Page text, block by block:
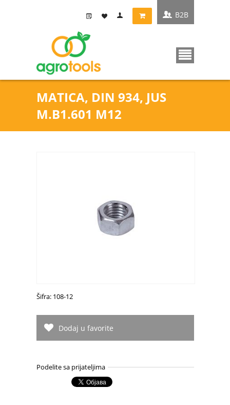
MATICA, DIN 934, JUS
M.B1.601 M12
B2B
Šifra: 108-12
Dodaj u favorite
Podelite sa prijateljima